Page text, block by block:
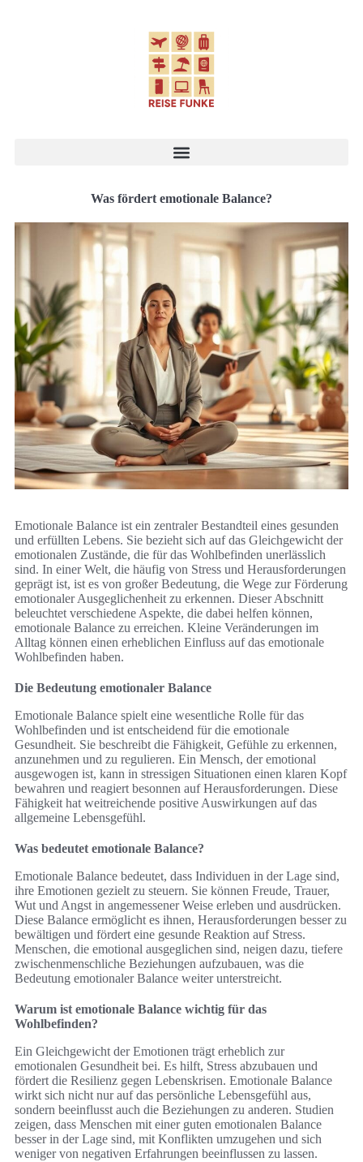
Was fördert emotionale Balance?
Emotionale Balance ist ein zentraler Bestandteil eines gesunden
und erfüllten Lebens. Sie bezieht sich auf das Gleichgewicht der
emotionalen Zustände, die für das Wohlbefinden unerlässlich
sind. In einer Welt, die häufig von Stress und Herausforderungen
geprägt ist, ist es von großer Bedeutung, die Wege zur Förderung
emotionaler Ausgeglichenheit zu erkennen. Dieser Abschnitt
beleuchtet verschiedene Aspekte, die dabei helfen können,
emotionale Balance zu erreichen. Kleine Veränderungen im
Alltag können einen erheblichen Einfluss auf das emotionale
Wohlbefinden haben.
Die Bedeutung emotionaler Balance
Emotionale Balance spielt eine wesentliche Rolle für das
Wohlbefinden und ist entscheidend für die emotionale
Gesundheit. Sie beschreibt die Fähigkeit, Gefühle zu erkennen,
anzunehmen und zu regulieren. Ein Mensch, der emotional
ausgewogen ist, kann in stressigen Situationen einen klaren Kopf
bewahren und reagiert besonnen auf Herausforderungen. Diese
Fähigkeit hat weitreichende positive Auswirkungen auf das
allgemeine Lebensgefühl.
Was bedeutet emotionale Balance?
Emotionale Balance bedeutet, dass Individuen in der Lage sind,
ihre Emotionen gezielt zu steuern. Sie können Freude, Trauer,
Wut und Angst in angemessener Weise erleben und ausdrücken.
Diese Balance ermöglicht es ihnen, Herausforderungen besser zu
bewältigen und fördert eine gesunde Reaktion auf Stress.
Menschen, die emotional ausgeglichen sind, neigen dazu, tiefere
zwischenmenschliche Beziehungen aufzubauen, was die
Bedeutung emotionaler Balance weiter unterstreicht.
Warum ist emotionale Balance wichtig für das
Wohlbefinden?
Ein Gleichgewicht der Emotionen trägt erheblich zur
emotionalen Gesundheit bei. Es hilft, Stress abzubauen und
fördert die Resilienz gegen Lebenskrisen. Emotionale Balance
wirkt sich nicht nur auf das persönliche Lebensgefühl aus,
sondern beeinflusst auch die Beziehungen zu anderen. Studien
zeigen, dass Menschen mit einer guten emotionalen Balance
besser in der Lage sind, mit Konflikten umzugehen und sich
weniger von negativen Erfahrungen beeinflussen zu lassen.